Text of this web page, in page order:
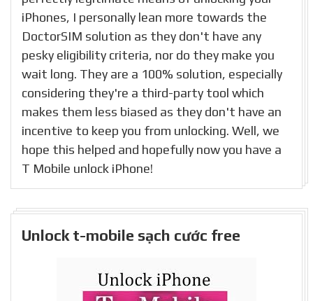
iPhones, I personally lean more towards the
DoctorSIM solution as they don't have any
pesky eligibility criteria, nor do they make you
wait long. They are a 100% solution, especially
considering they're a third-party tool which
makes them less biased as they don't have an
incentive to keep you from unlocking. Well, we
hope this helped and hopefully now you have a
T Mobile unlock iPhone!
Unlock t-mobile sạch cước free